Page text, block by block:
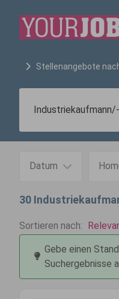
Stellenangebote
Datum
30
Sortieren nach:
Gebe einen
Suchergebnisse